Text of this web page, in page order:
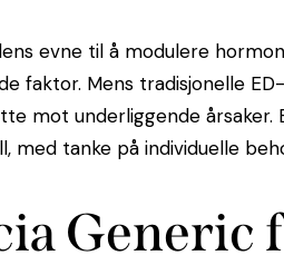
evne til å modulere
faktor. Mens tradisjonelle
mot underliggende årsaker.
tanke på individuelle
Generic